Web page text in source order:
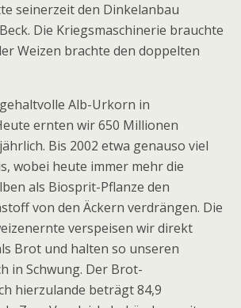
seinerzeit den Dinkelanbau
Die Kriegsmaschinerie brauchte
Weizen brachte den doppelten
Alb-Urkorn in
ernten wir 650 Millionen
Bis 2002 etwa genauso viel
wobei heute immer mehr die
als Biosprit-Pflanze den
von den Äckern verdrängen. Die
verspeisen wir direkt
Brot und halten so unseren
in Schwung. Der Brot-
hierzulande beträgt 84,9